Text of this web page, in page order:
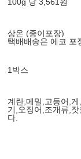
상온 (종이포장)
택배배송은 에코 포
1박스
계란,메밀,고등어,
기,오징어,조개류,
다.